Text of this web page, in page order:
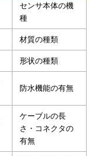
センサ本体の機
種
材質の種類
形状の種類
防水機能の有無
ケーブルの長
さ・コネクタの
有無